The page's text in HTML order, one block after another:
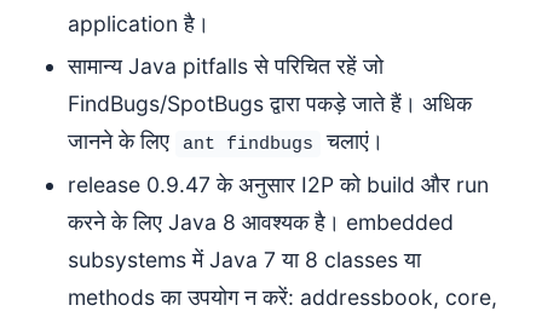
application है।
सामान्य Java pitfalls से परिचित रहें जो
FindBugs/SpotBugs द्वारा पकड़े जाते हैं। अधिक
जानने के लिए
ant findbugs
चलाएं।
release 0.9.47 के अनुसार I2P को build और run
करने के लिए Java 8 आवश्यक है। embedded
subsystems में Java 7 या 8 classes या
methods का उपयोग न करें: addressbook, core,